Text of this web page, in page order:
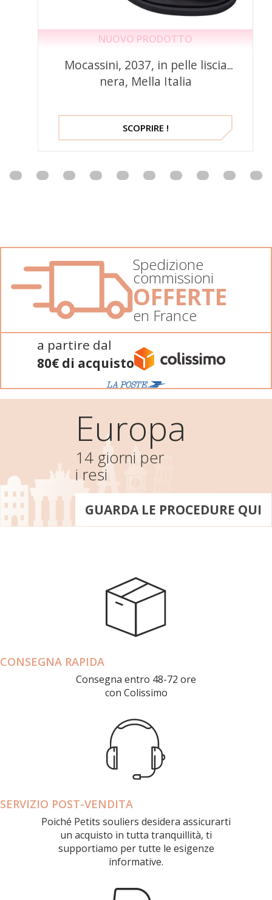
NUOVO PRODOTTO
Mocassini, 2037, in pelle liscia
nera, Mella Italia
SCOPRIRE !
Spedizione
commissioni
OFFERTE
en France
a partire dal
80€ di acquisto
Europa
14 giorni per
i resi
GUARDA LE PROCEDURE QUI
CONSEGNA RAPIDA
Consegna entro 48-72 ore
con Colissimo
SERVIZIO POST-VENDITA
Poiché Petits souliers desidera assicurarti
un acquisto in tutta tranquillità, ti
supportiamo per tutte le esigenze
informative.